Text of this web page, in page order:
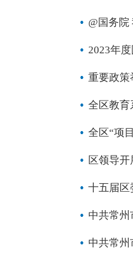
@国务院
2023年
重要政策
全区教育
全区“项
区领导
十五届区
中共常
中共常州